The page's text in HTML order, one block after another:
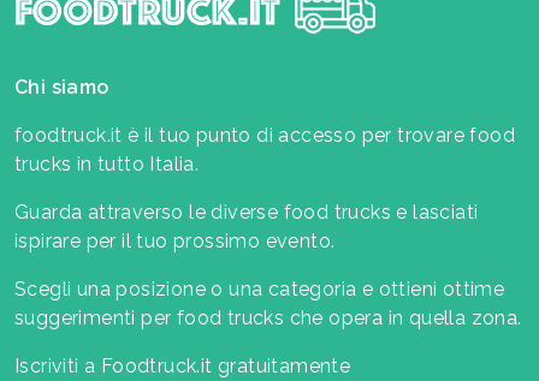
Chi siamo
foodtruck.it è il tuo punto di accesso per trovare food
trucks in tutto Italia.
Guarda attraverso le diverse food trucks e lasciati
ispirare per il tuo prossimo evento.
Scegli una posizione o una categoria e ottieni ottime
suggerimenti per food trucks che opera in quella zona.
Iscriviti a Foodtruck.it gratuitamente